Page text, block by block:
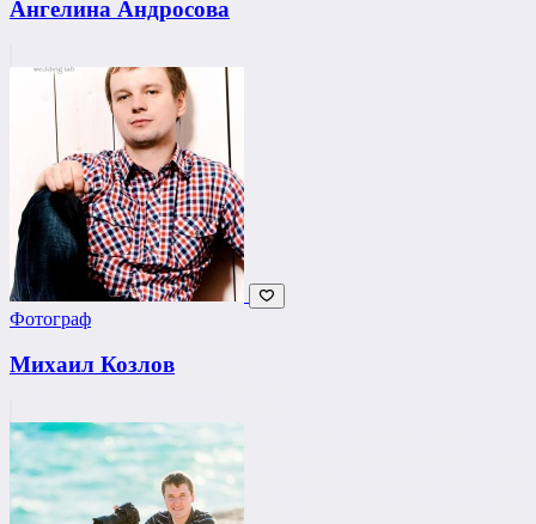
Ангелина Андросова
Фотограф
Михаил Козлов